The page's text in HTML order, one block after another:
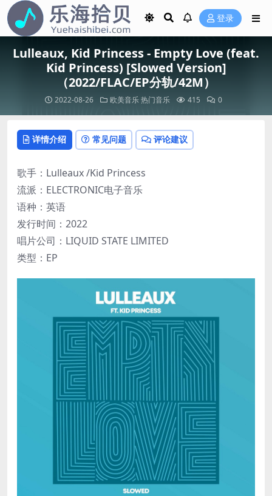
登录
Lulleaux, Kid Princess - Empty Love (feat.
Kid Princess) [Slowed Version]
（2022/FLAC/EP分轨/42M）
2022-08-26 欧美音乐热门音乐 415 0
详情介绍 常见问题 评论建议
歌手：Lulleaux /Kid Princess
流派：ELECTRONIC电子音乐
语种：英语
发行时间：2022
唱片公司：LIQUID STATE LIMITED
类型：EP